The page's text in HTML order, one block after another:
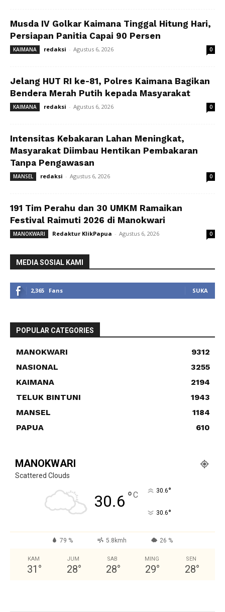
Musda IV Golkar Kaimana Tinggal Hitung Hari,
Persiapan Panitia Capai 90 Persen
KAIMANA redaksi - Agustus 6, 2026 0
Jelang HUT RI ke-81, Polres Kaimana Bagikan
Bendera Merah Putih kepada Masyarakat
KAIMANA redaksi - Agustus 6, 2026 0
Intensitas Kebakaran Lahan Meningkat,
Masyarakat Diimbau Hentikan Pembakaran
Tanpa Pengawasan
MANSEL redaksi - Agustus 6, 2026 0
191 Tim Perahu dan 30 UMKM Ramaikan
Festival Raimuti 2026 di Manokwari
MANOKWARI Redaktur KlikPapua - Agustus 6, 2026 0
MEDIA SOSIAL KAMI
2,365 Fans SUKA
POPULAR CATEGORIES
MANOKWARI
9312
NASIONAL
3255
KAIMANA
2194
TELUK BINTUNI
1943
MANSEL
1184
PAPUA
610
MANOKWARI
Scattered Clouds
30.6 °C 30.6°
30.6°
79 % 5.8kmh 26 %
KAM
31 °
JUM
28°
SAB
28°
MING
29°
SEN
28°